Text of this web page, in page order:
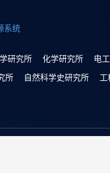
系统
研究所 化学研究所 电
所 自然科学史研究所
工